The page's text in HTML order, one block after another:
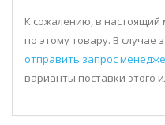
К сожалению, в настоящий
по этому товару. В случае
отправить запрос
варианты поставки этого